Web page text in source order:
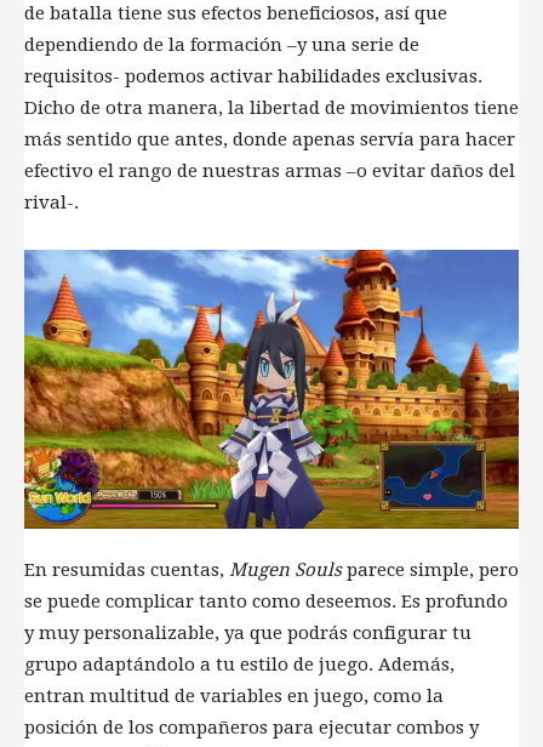
de batalla tiene sus efectos beneficiosos, así que
dependiendo de la formación –y una serie de
requisitos- podemos activar habilidades exclusivas.
Dicho de otra manera, la libertad de movimientos tiene
más sentido que antes, donde apenas servía para hacer
efectivo el rango de nuestras armas –o evitar daños del
rival-.
En resumidas cuentas, Mugen Soulsparece simple, pero
se puede complicar tanto como deseemos. Es profundo
y muy personalizable, ya que podrás configurar tu
grupo adaptándolo a tu estilo de juego. Además,
entran multitud de variables en juego, como la
posición de los compañeros para ejecutar combos y